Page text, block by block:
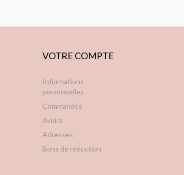
VOTRE COMPTE
Informations
personnelles
Commandes
Avoirs
Adresses
Bons de réduction